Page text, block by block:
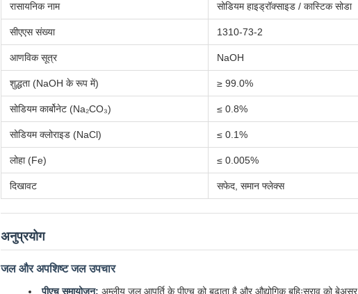
रासायनिक नाम सोडियम हाइड्रॉक्साइड / कास्टिक सोडा
सीएएस संख्या 1310-73-2
आणविक सूत्र NaOH
शुद्धता (NaOH के रूप में) ≥ 99.0%
सोडियम कार्बोनेट (Na₂CO₃) ≤ 0.8%
सोडियम क्लोराइड (NaCl) ≤ 0.1%
लोहा (Fe) ≤ 0.005%
दिखावट सफेद, समान फ्लेक्स
अनुप्रयोग
जल और अपशिष्ट जल उपचार
पीएच समायोजन: अम्लीय जल आपूर्ति के पीएच को बढ़ाता है और औद्योगिक बहिःस्राव को